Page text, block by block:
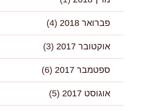
פברואר 2018 (4)
אוקטובר 2017 (3)
ספטמבר 2017 (6)
אוגוסט 2017 (5)